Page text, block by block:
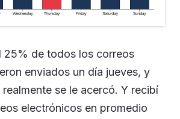
25% de todos los correos
enviados un día jueves, y
se le acercó. Y recibí
electrónicos en promedio